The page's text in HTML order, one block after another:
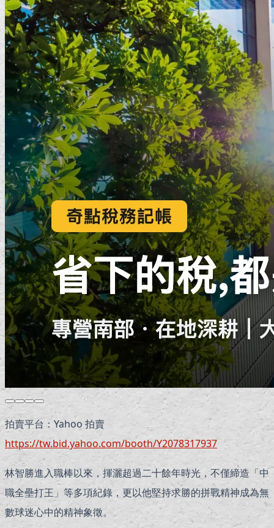
拍賣平台：Yahoo 拍賣
https://tw.bid.yahoo.com/booth/Y2078317937
林智勝進入職棒以來，揮灑超過二十餘年時光，不僅締造「中
職全壘打王」等多項紀錄，更以他堅持求勝的拼戰精神成為無
數球迷心中的精神象徵。